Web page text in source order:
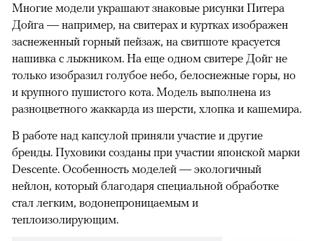
Многие модели украшают знаковые рисунки Питера
Дойга — например, на свитерах и куртках изображен
заснеженный горный пейзаж, на свитшоте красуется
нашивка с лыжником. На еще одном свитере Дойг не
только изобразил голубое небо, белоснежные горы, но
и крупного пушистого кота. Модель выполнена из
разноцветного жаккарда из шерсти, хлопка и кашемира.
В работе над капсулой приняли участие и другие
бренды. Пуховики созданы при участии японской марки
Descente. Особенность моделей — экологичный
нейлон, который благодаря специальной обработке
стал легким, водонепроницаемым и
теплоизолирующим.